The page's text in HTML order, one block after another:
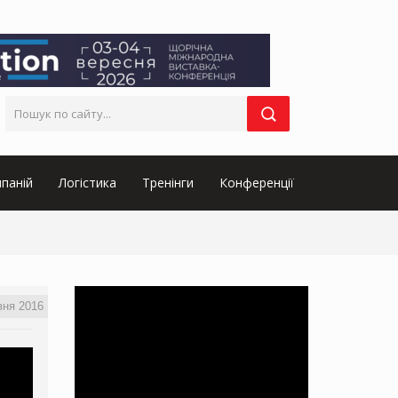
Логістика Тренінги Конференції
2016